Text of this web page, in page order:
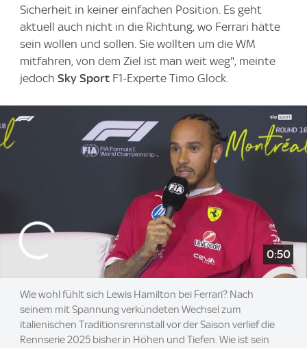
Sicherheit in keiner einfachen Position. Es geht
aktuell auch nicht in die Richtung, wo Ferrari hätte
sein wollen und sollen. Sie wollten um die WM
mitfahren, von dem Ziel ist man weit weg", meinte
jedoch Sky Sport F1-Experte Timo Glock.
0:50
Wie wohl fühlt sich Lewis Hamilton bei Ferrari? Nach
seinem mit Spannung verkündeten Wechsel zum
italienischen Traditionsrennstall vor der Saison verlief die
Rennserie 2025 bisher in Höhen und Tiefen. Wie ist sein